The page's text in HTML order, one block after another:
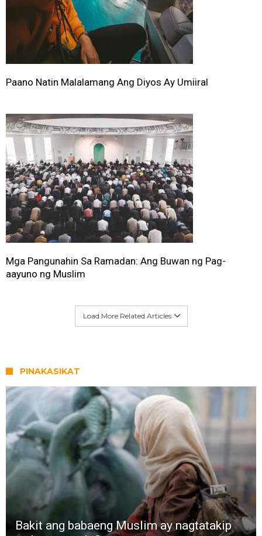
Paano Natin Malalamang Ang Diyos Ay Umiiral
Mga Pangunahin Sa Ramadan: Ang Buwan ng Pag-
aayuno ng Muslim
Load More Related Articles
PINAKASIKAT
Bakit ang babaeng Muslim ay nagtatakip